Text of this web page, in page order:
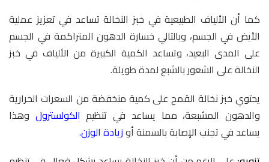
كما أن الألياف الطبيعية في خبز النخالة تساعد في تعزيز عملية
الأيض في الجسم، وبالتالي خسارة الدهون المتراكمة في الجسم
على المدى البعيد، وتساعد الكمية الكبيرة من الألياف في خبز
النخالة على الشعور بالشبع لمدة طويلة.
يحتوي خبز نخالة القمح على كمية منخفضة من السعرات الحرارية
والدهون المشبعة، مما يساعد في تنظيم الكولسترول وهذا
يساعد في تجنب الإصابة بالسمنة أوزيادة الوزن.